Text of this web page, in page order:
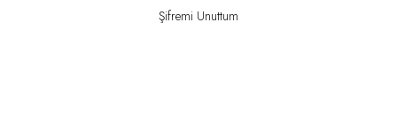
Şifremi Unuttum